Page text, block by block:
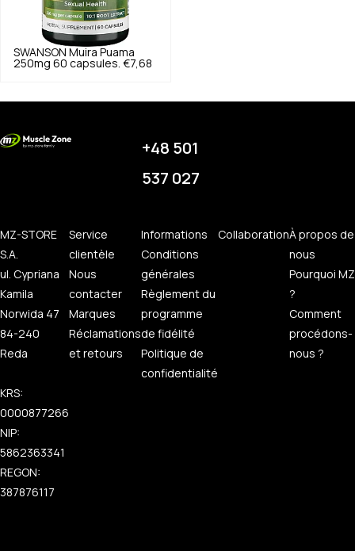
SWANSON Muira Puama
250mg 60 capsules. €7,68
+48 501
537 027
MZ-STORE
S.A.
ul. Cypriana
Kamila
Norwida 47
84-240
Reda
KRS:
0000877266
NIP:
5862363341
REGON:
387876117
Service
clientèle
Nous
contacter
Marques
Réclamations
et retours
Informations
Conditions
générales
Règlement du
programme
de fidélité
Politique de
confidentialité
CollaborationÀ propos de
nous
Pourquoi MZ
?
Comment
procédons-
nous ?